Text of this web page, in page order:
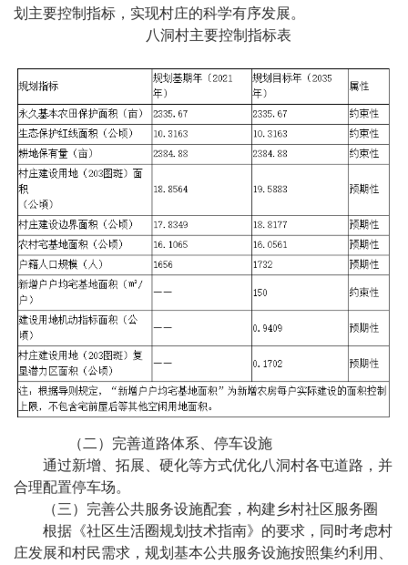
划主要控制指标，实现村庄的科学有序发展。
八洞村主要控制指标表
（二）完善道路体系、停车设施
通过新增、拓展、硬化等方式优化八洞村各屯道路，并
合理配置停车场。
（三）完善公共服务设施配套，构建乡村社区服务圈
根据《社区生活圈规划技术指南》的要求，同时考虑村
庄发展和村民需求，规划基本公共服务设施按照集约利用、